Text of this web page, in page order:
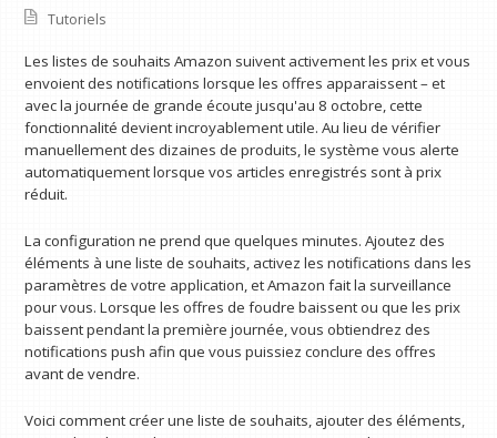
Tutoriels
Les listes de souhaits Amazon suivent activement les prix et vous
envoient des notifications lorsque les offres apparaissent – et
avec la journée de grande écoute jusqu'au 8 octobre, cette
fonctionnalité devient incroyablement utile. Au lieu de vérifier
manuellement des dizaines de produits, le système vous alerte
automatiquement lorsque vos articles enregistrés sont à prix
réduit.
La configuration ne prend que quelques minutes. Ajoutez des
éléments à une liste de souhaits, activez les notifications dans les
paramètres de votre application, et Amazon fait la surveillance
pour vous. Lorsque les offres de foudre baissent ou que les prix
baissent pendant la première journée, vous obtiendrez des
notifications push afin que vous puissiez conclure des offres
avant de vendre.
Voici comment créer une liste de souhaits, ajouter des éléments,